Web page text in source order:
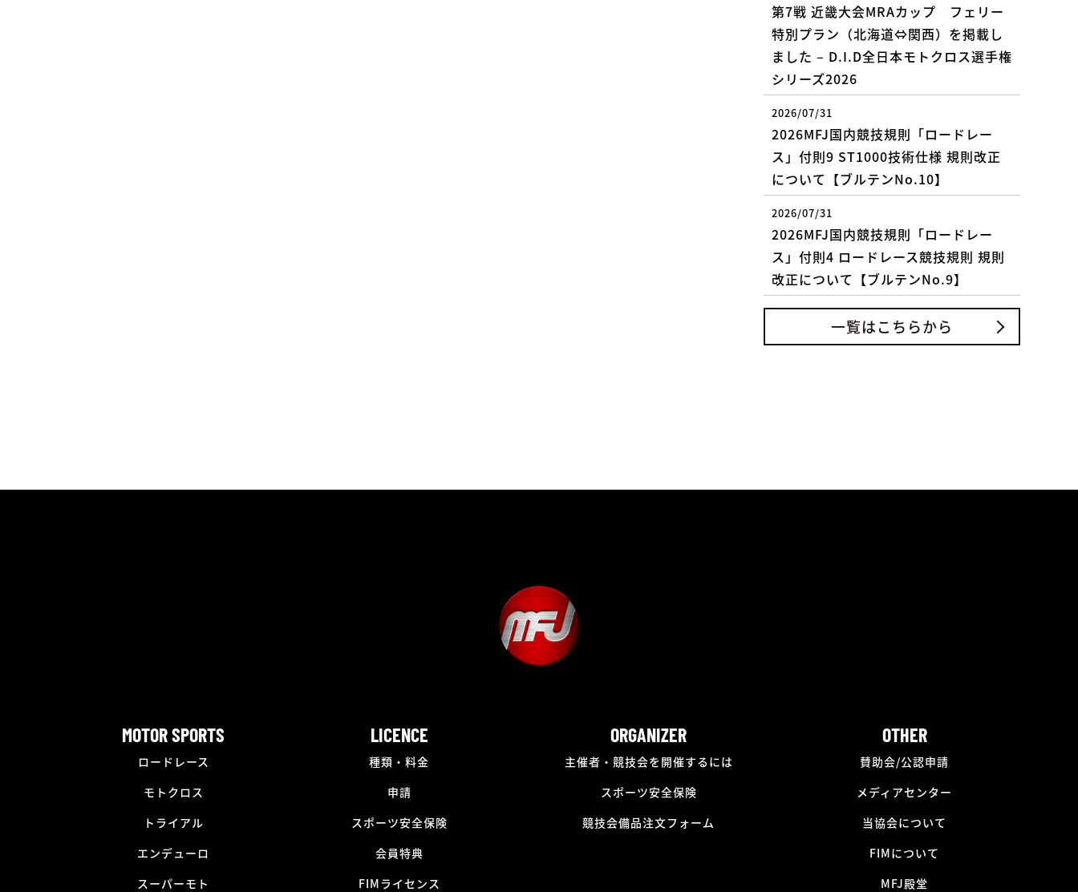
第7戦 近畿大会MRAカップ フェリー
特別プラン（北海道⇔関西）を掲載し
ました – D.I.D全日本モトクロス選手権
シリーズ2026
2026/07/31
2026MFJ国内競技規則「ロードレー
ス」付則9 ST1000技術仕様 規則改正
について【ブルテンNo.10】
2026/07/31
2026MFJ国内競技規則「ロードレー
ス」付則4 ロードレース競技規則 規則
改正について【ブルテンNo.9】
一覧はこちらから
MOTOR SPORTS
ロードレース
モトクロス
トライアル
エンデューロ
スーパーモト
LICENCE
種類・料金
申請
スポーツ安全保険
会員特典
FIMライセンス
ORGANIZER
主催者・競技会を開催するには
スポーツ安全保険
競技会備品注文フォーム
OTHER
賛助会/公認申請
メディアセンター
当協会について
FIMについて
MFJ殿堂